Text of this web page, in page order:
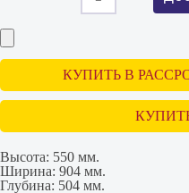
КУПИТЬ В
Высота: 550 мм.
Ширина: 904 мм.
Глубина: 504 мм.